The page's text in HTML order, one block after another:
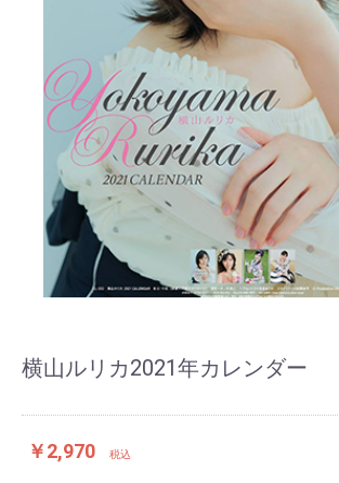
横山ルリカ2021年カレンダー
￥2,970 税込